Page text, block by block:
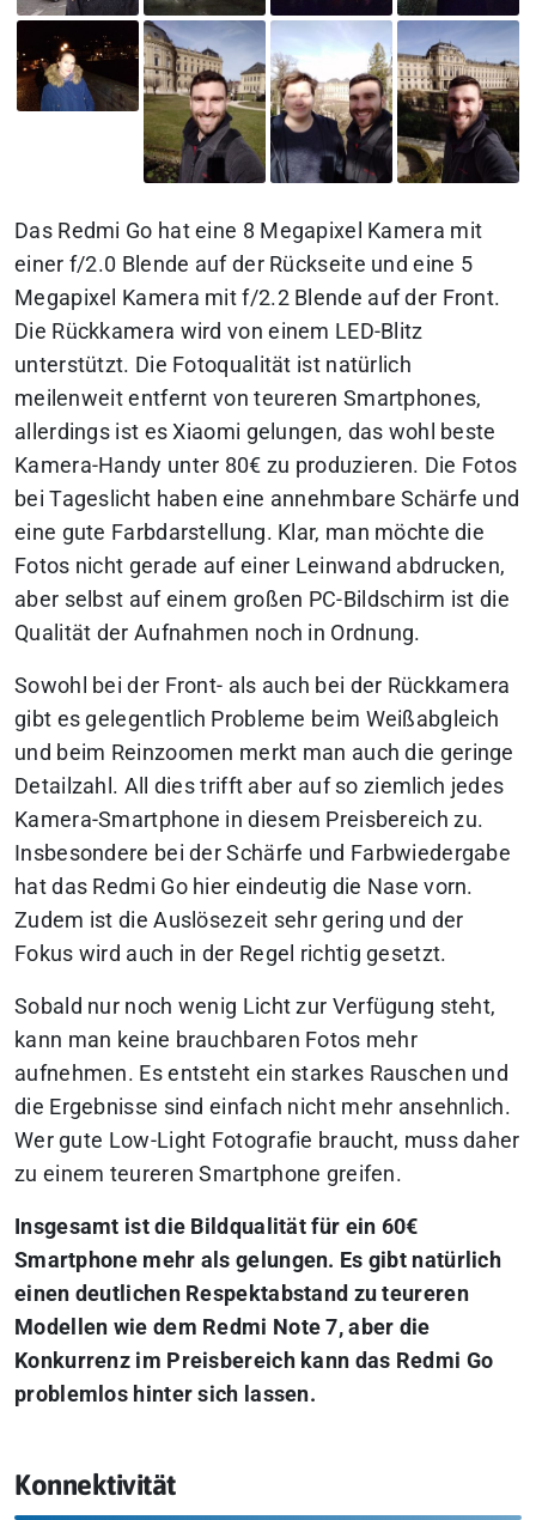
Das Redmi Go hat eine 8 Megapixel Kamera mit
einer f/2.0 Blende auf der Rückseite und eine 5
Megapixel Kamera mit f/2.2 Blende auf der Front.
Die Rückkamera wird von einem LED-Blitz
unterstützt. Die Fotoqualität ist natürlich
meilenweit entfernt von teureren Smartphones,
allerdings ist es Xiaomi gelungen, das wohl beste
Kamera-Handy unter 80€ zu produzieren. Die Fotos
bei Tageslicht haben eine annehmbare Schärfe und
eine gute Farbdarstellung. Klar, man möchte die
Fotos nicht gerade auf einer Leinwand abdrucken,
aber selbst auf einem großen PC-Bildschirm ist die
Qualität der Aufnahmen noch in Ordnung.
Sowohl bei der Front- als auch bei der Rückkamera
gibt es gelegentlich Probleme beim Weißabgleich
und beim Reinzoomen merkt man auch die geringe
Detailzahl. All dies trifft aber auf so ziemlich jedes
Kamera-Smartphone in diesem Preisbereich zu.
Insbesondere bei der Schärfe und Farbwiedergabe
hat das Redmi Go hier eindeutig die Nase vorn.
Zudem ist die Auslösezeit sehr gering und der
Fokus wird auch in der Regel richtig gesetzt.
Sobald nur noch wenig Licht zur Verfügung steht,
kann man keine brauchbaren Fotos mehr
aufnehmen. Es entsteht ein starkes Rauschen und
die Ergebnisse sind einfach nicht mehr ansehnlich.
Wer gute Low-Light Fotografie braucht, muss daher
zu einem teureren Smartphone greifen.
Insgesamt ist die Bildqualität für ein 60€
Smartphone mehr als gelungen. Es gibt natürlich
einen deutlichen Respektabstand zu teureren
Modellen wie dem Redmi Note 7, aber die
Konkurrenz im Preisbereich kann das Redmi Go
problemlos hinter sich lassen.
Konnektivität